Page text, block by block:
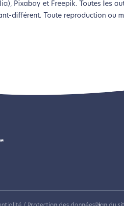
Pixabay et Freepik. Toutes les
différent. Toute reproduction ou